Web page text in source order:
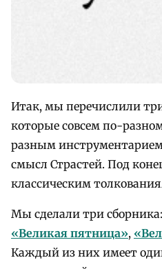
Итак, мы перечислили
которые совсем по-
разным
смысл Страстей. Под
классическим
Мы сделали три сборника:
«Великая пятница»,
Каждый из них имеет